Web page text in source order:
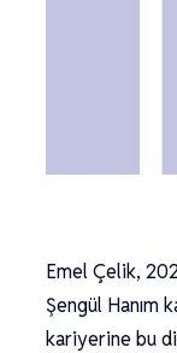
Emel Çelik,
Şengül Hanım
kariyerine bu